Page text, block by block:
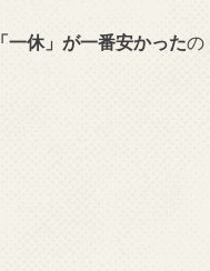
「一休」が一番安かったの